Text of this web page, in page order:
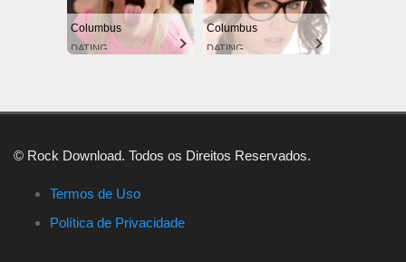
Columbus
DATING
Columbus
DATING
© Rock Download. Todos os Direitos Reservados.
Termos de Uso
Política de Privacidade